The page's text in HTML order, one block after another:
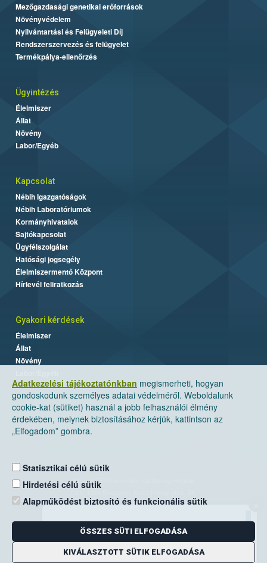
Adatkezelési tájékoztatónkban megismerheti, hogyan
gondoskodunk személyes adatai védelméről. Weboldalunk
cookie-kat (sütiket) használ a jobb felhasználói élmény
érdekében, melynek biztosításához kérjük, kattintson az
„Elfogadom” gombra.
Statisztikai célú sütik
Hirdetési célú sütik
Alapműködést biztosító és funkcionális sütik
ÖSSZES SÜTI ELFOGADÁSA
KIVÁLASZTOTT SÜTIK ELFOGADÁSA
Mezőgazdasági genetikai erőforrások
Növényvédelem
Nyilvántartási és Felügyeleti Díj
Rendszerszervezés és felügyelet
Termékpálya-ellenőrzés
Ügyintézés
Élelmiszer
Állat
Növény
Labor/Egyéb
Kapcsolat
Nébih Igazgatóságok
Nébih Laboratóriumok
Kormányhivatalok
Sajtókapcsolat
Ügyfélszolgálat
Hatósági jogsegély
Élelmiszermentő Központ
Hírlevél feliratkozás
Gyakori kérdések
Élelmiszer
Állat
Növény
Nemzeti Élelmiszerlánc-biztonsági Hivatal
Levelezési cím: 1525 Budapest. Pf. 30.
E-mail:ugyfelszolgalat@nebih.gov.hu
Zöld szám: 06-80/263-244
Telefon: 06-1/ 336-9000